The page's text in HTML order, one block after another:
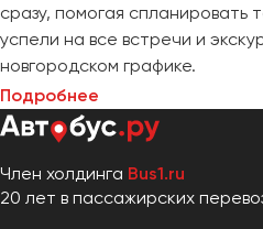
сразу, помогая спланировать
успели на все встречи и
новгородском графике.
Подробнее
Член холдинга Bus1.ru
20 лет в пассажирских